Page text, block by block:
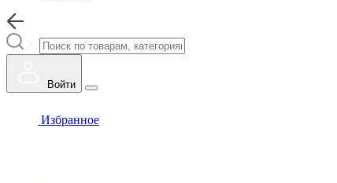
Войти
Избранное